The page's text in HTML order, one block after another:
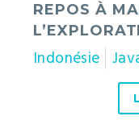
REPOS À
Indonésie